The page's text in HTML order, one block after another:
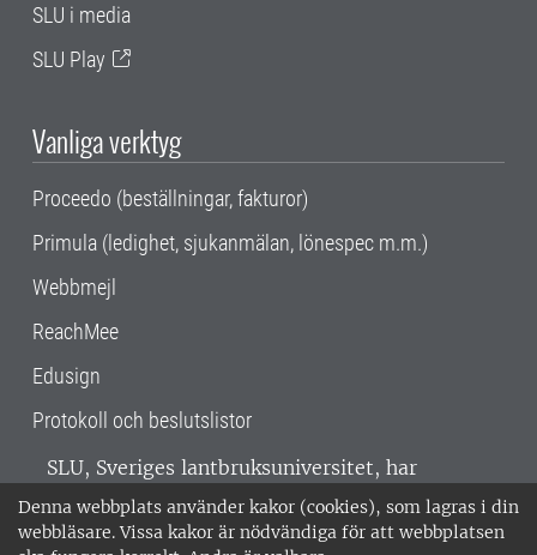
Denna webbplats använder kakor (cookies), som lagras i din
webbläsare. Vissa kakor är nödvändiga för att webbplatsen
SLU i media
SLU Play
Vanliga verktyg
Proceedo (beställningar, fakturor)
Primula (ledighet, sjukanmälan, lönespec m.m.)
Webbmejl
ReachMee
Edusign
Protokoll och beslutslistor
SLU, Sveriges lantbruksuniversitet, har
verksamhet över hela Sverige. Huvudorter är
Alnarp, Uppsala och Umeå.SLU är